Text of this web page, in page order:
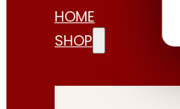
HOME
SHOP